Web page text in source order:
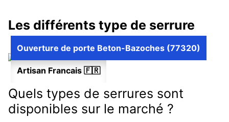
Les différents type de serrure
Artisan Francais 🇫🇷
Ouverture de porte Beton-Bazoches (77320)
Quels types de serrures sont
disponibles sur le marché ?